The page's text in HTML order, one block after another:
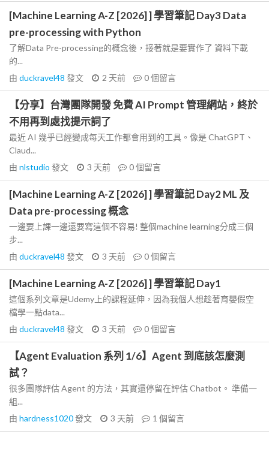
[Machine Learning A-Z [2026] ] 學習筆記 Day3 Data
pre-processing with Python
了解Data Pre-processing的概念後，接著就是要實作了 資料下載
的...
由 duckravel48 發文 2 天前 0個留言
【分享】台灣團隊開發 免費 AI Prompt 管理網站，終於
不用再到處找提示詞了
最近 AI 幾乎已經變成每天工作都會用到的工具。像是 ChatGPT、
Claud...
由 nlstudio 發文 3 天前 0個留言
[Machine Learning A-Z [2026] ] 學習筆記 Day2 ML 及
Data pre-processing 概念
一邊要上課一邊還要寫這個不容易! 整個machine learning分成三個
步...
由 duckravel48 發文 3 天前 0個留言
[Machine Learning A-Z [2026] ] 學習筆記 Day1
這個系列文章是Udemy上的課程延伸，因為我個人想趁著育嬰假空
檔學一點data...
由 duckravel48 發文 3 天前 0個留言
【Agent Evaluation 系列 1/6】Agent 到底該怎麼測
試？
很多團隊評估 Agent 的方法，其實還停留在評估 Chatbot。 準備一
組...
由 hardness1020發文 3 天前 1 個留言